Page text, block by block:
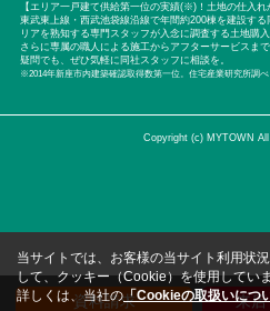
【エリア一戸建て供給第一位の実績(※)！土地の仕入れ
東武東上線・西武池袋線沿線で年間約200棟を建設す
リアを熟知する専門スタッフが入念に調査する土地購
さらに専属の職人による施工からアフターサービスま
疑問でも、ぜひ気軽に同社スタッフに相談を。
※2014年新座市内建築確認取得数第一位。住宅産業研究所調べ
Copyright (c) MYTOWN
資料請求 来
当サイトでは、お客様の当サイト利用状
して、クッキー（Cookie）を使用してい
詳しくは、当社の「Cookieの取扱いにつ